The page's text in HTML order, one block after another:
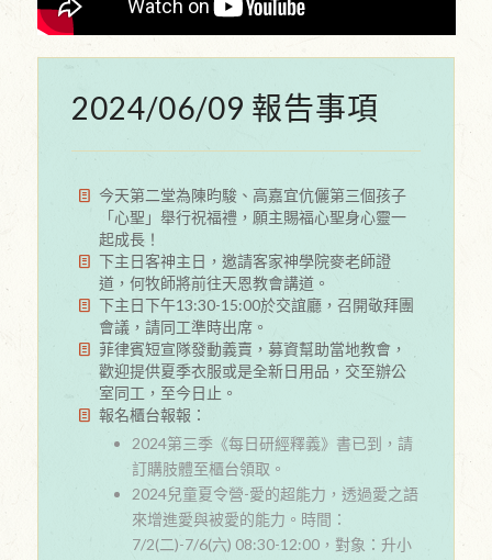
2024/06/09 報告事項
今天第二堂為陳昀駿、高嘉宜伉儷第三個孩子
「心聖」舉行祝福禮，願主賜福心聖身心靈一
起成長！
下主日客神主日，邀請客家神學院麥老師證
道，何牧師將前往天恩教會講道。
下主日下午13:30-15:00於交誼廳，召開敬拜團
會議，請同工準時出席。
菲律賓短宣隊發動義賣，募資幫助當地教會，
歡迎提供夏季衣服或是全新日用品，交至辦公
室同工，至今日止。
報名櫃台報報：
2024第三季《每日研經釋義》書已到，請
訂購肢體至櫃台領取。
2024兒童夏令營-愛的超能力，透過愛之語
來增進愛與被愛的能力。時間：
7/2(二)-7/6(六) 08:30-12:00，對象：升小